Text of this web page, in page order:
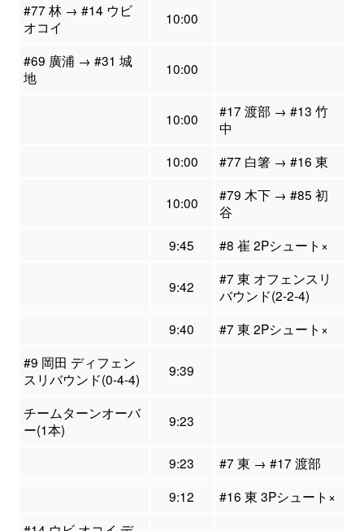
#77 林 → #14 ウビ
オコイ
10:00
#69 廣浦 → #31 城
地
10:00
10:00
#17 渡部 → #13 竹
中
10:00
#77 白箸 → #16 東
10:00
#79 木下 → #85 初
谷
9:45
#8 崔 2Pシュート×
9:42
#7 東 オフェンスリ
バウンド(2-2-4)
9:40
#7 東 2Pシュート×
#9 岡田 ディフェン
スリバウンド(0-4-4)
9:39
チームターンオーバ
ー(1本)
9:23
9:23
#7 東 → #17 渡部
9:12
#16 東 3Pシュート×